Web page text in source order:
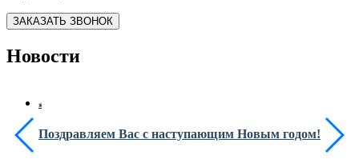
ЗАКАЗАТЬ ЗВОНОК
Новости
Поздравляем Вас с наступающим Новым годом!